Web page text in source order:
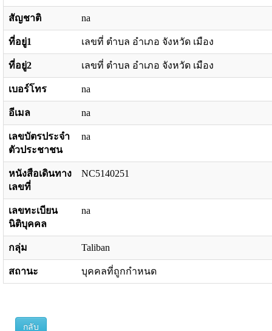
สัญชาติ na
ที่อยู่1 เลขที่ ตำบล อำเภอ จังหวัด เมือง
ที่อยู่2 เลขที่ ตำบล อำเภอ จังหวัด เมือง
เบอร์โทร na
อีเมล na
เลขบัตรประจำ
ตัวประชาชน
na
หนังสือเดินทาง
เลขที่
NC5140251
เลขทะเบียน
นิติบุคคล
na
กลุ่ม Taliban
สถานะ บุคคลที่ถูกกำหนด
กลับ